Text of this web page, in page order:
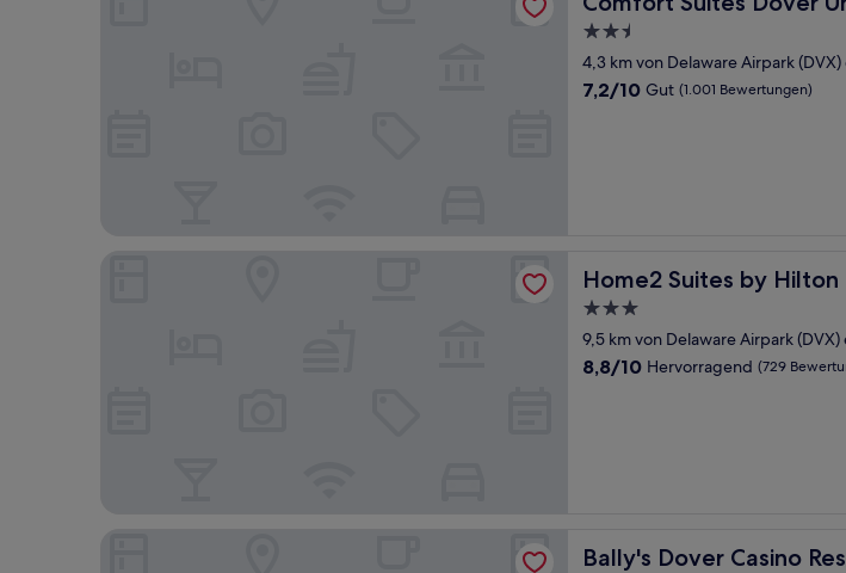
2.5-
Sterne-
Unterkunft
4,3 km von Delaware Airpark
7.2
7,2/10 Gut (1.001 Bewertungen)
Home2 Suites by Hilton
Home2 Suites by Hilton
3.0-
Sterne-
Unterkunft
9,5 km von Delaware Airpark
8.8
8,8/10 Hervorragend (729
Bally's Dover Casino
Bally's Dover Casino Resort
Bally's Dover Casino Resort